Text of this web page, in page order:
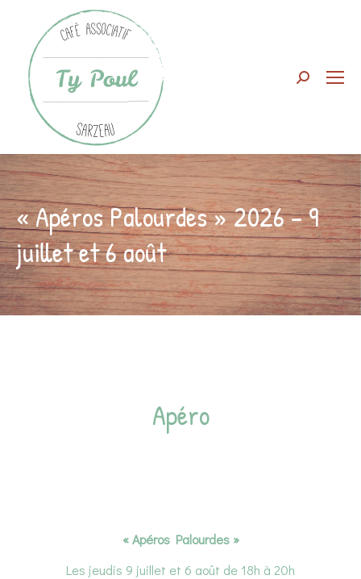
Search:
« Apéros Palourdes » 2026 – 9
juillet et 6 août
Apéro
« Apéros Palourdes »
Les jeudis 9 juillet et 6 août de 18h à 20h